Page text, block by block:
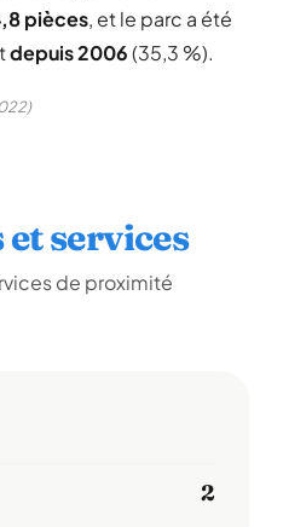
pièces, et le parc a été
depuis 2006(35,3 %).
services
de proximité
2